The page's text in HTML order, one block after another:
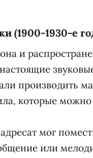
(1900-1930-е
и
производить
которые
мог
или